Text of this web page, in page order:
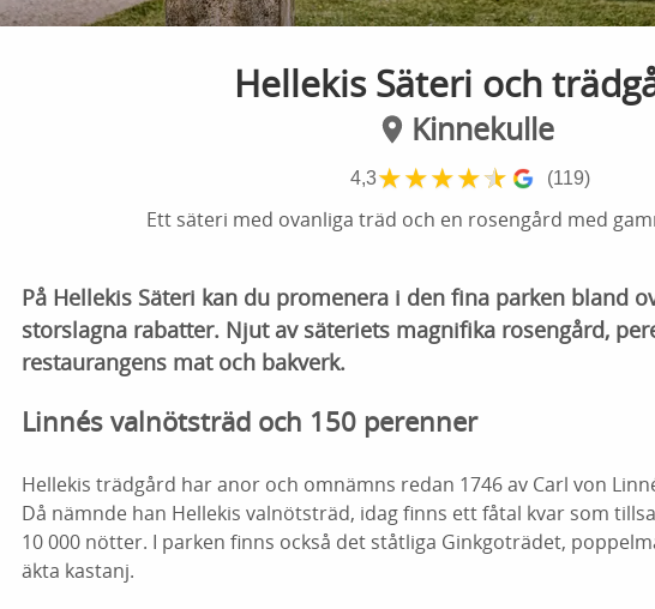
Hellekis Säteri och
Kinnekulle
4,3★★★★★ (119)
Ett säteri med ovanliga träd och en rosengård med
På Hellekis Säteri kan du promenera i den fina parken bland
storslagna rabatter. Njut av säteriets magnifika rosengård,
restaurangens mat och bakverk.
Linnés valnötsträd och 150 perenner
Hellekis trädgård har anor och omnämns redan 1746 av Carl von
Då nämnde han Hellekis valnötsträd, idag finns ett fåtal kvar som
10 000 nötter. I parken finns också det ståtliga Ginkgoträdet,
äkta kastanj.